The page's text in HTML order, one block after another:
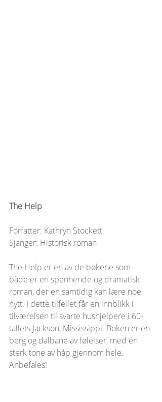
The Help
Forfatter: Kathryn Stockett
Sjanger: Historisk roman
The Help er en av de bøkene som
både er en spennende og dramatisk
roman, der en samtidig kan lære noe
nytt. I dette tilfellet får en innblikk i
tilværelsen til svarte hushjelpere i 60-
tallets Jackson, Mississippi. Boken er en
berg og dalbane av følelser, med en
sterk tone av håp gjennom hele.
Anbefales!